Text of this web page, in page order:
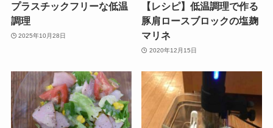
プラスチックフリーな低温
調理
2025年10月28日
【レシピ】低温調理で作る
豚肩ロースブロックの塩麹
マリネ
2020年12月15日